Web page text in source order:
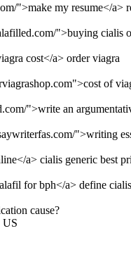
">make my resume</a>
">buying cialis
cost</a> order viagra
of
">write an
">writing
a> cialis generic best
for bph</a> define cialis
cause?
US